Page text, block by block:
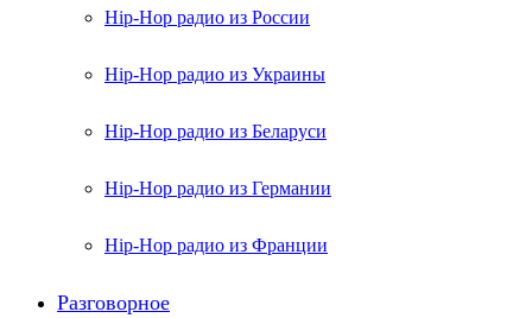
Hip-Hop радио из России
Hip-Hop радио из Украины
Hip-Hop радио из Беларуси
Hip-Hop радио из Германии
Hip-Hop радио из Франции
Разговорное